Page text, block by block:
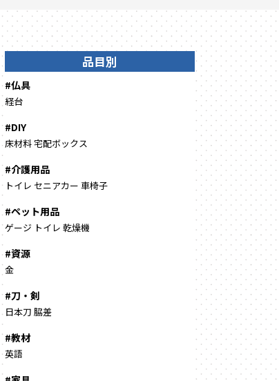
品目別
#仏具
経台
#DIY
床材料宅配ボックス
#介護用品
トイレ セニアカー 車椅子
#ペット用品
ゲージ トイレ 乾燥機
#資源
金
#刀・剣
日本刀 脇差
#教材
英語